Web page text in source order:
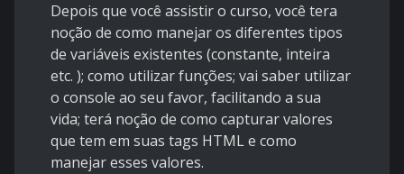
Depois que você assistir o curso, você tera
noção de como manejar os diferentes tipos
de variáveis existentes (constante, inteira
etc. ); como utilizar funções; vai saber utilizar
o console ao seu favor, facilitando a sua
vida; terá noção de como capturar valores
que tem em suas tags HTML e como
manejar esses valores.